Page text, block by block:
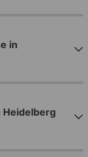
in